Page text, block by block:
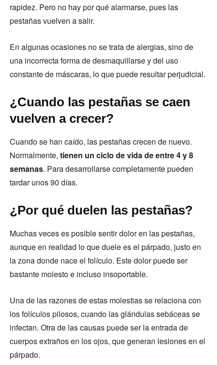
rapidez. Pero no hay por qué alarmarse, pues las
pestañas vuelven a salir.
En algunas ocasiones no se trata de alergias, sino de
una incorrecta forma de desmaquillarse y del uso
constante de máscaras, lo que puede resultar perjudicial.
¿Cuando las pestañas se caen
vuelven a crecer?
Cuando se han caído, las pestañas crecen de nuevo.
Normalmente, tienen un ciclo de vida de entre 4 y 8
semanas. Para desarrollarse completamente pueden
tardar unos 90 días.
¿Por qué duelen las pestañas?
Muchas veces es posible sentir dolor en las pestañas,
aunque en realidad lo que duele es el párpado, justo en
la zona donde nace el folículo. Este dolor puede ser
bastante molesto e incluso insoportable.
Una de las razones de estas molestias se relaciona con
los folículos pilosos, cuando las glándulas sebáceas se
infectan. Otra de las causas puede ser la entrada de
cuerpos extraños en los ojos, que generan lesiones en el
párpado.